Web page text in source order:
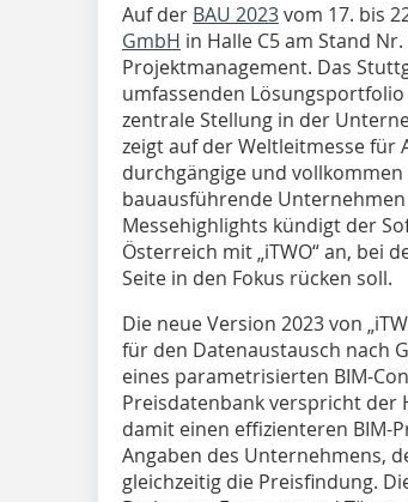
Auf der BAU 2023vom 17. bis
GmbH in Halle C5 am Stand
Projektmanagement. Das
umfassenden
zentrale Stellung in der
zeigt auf der Weltleitmesse für
durchgängige und
bauausführende Unternehmen
Messehighlights kündigt der
Österreich mit „iTWO“ an, bei
Seite in den Fokus rücken soll.
Die neue Version 2023 von
für den Datenaustausch nach
eines parametrisierten BIM-
Preisdatenbank verspricht der
damit einen effizienteren BIM-
Angaben des Unternehmens,
gleichzeitig die Preisfindung.